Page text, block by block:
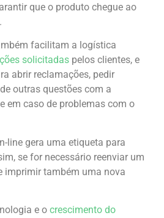
que o produto chegue ao
facilitam a logística
solicitadas pelos clientes, e
abrir reclamações, pedir
outras questões com a
em caso de problemas com o
line gera uma etiqueta para
se for necessário reenviar um
imprimir também uma nova
e o crescimento do